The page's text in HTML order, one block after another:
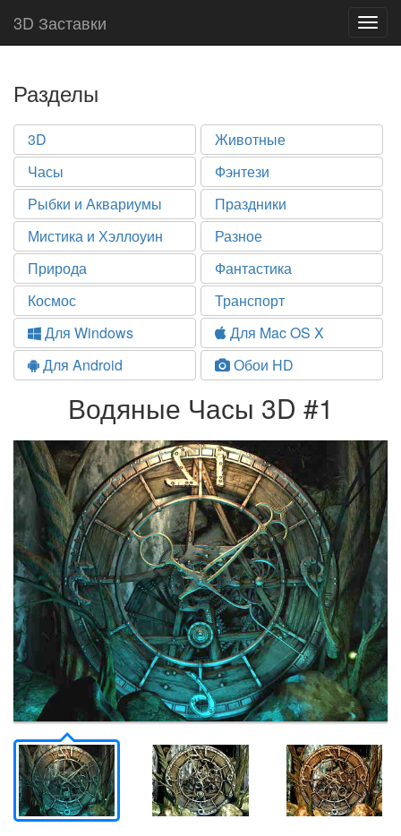
3D Заставки
Разделы
3D
Животные
Часы
Фэнтези
Рыбки и Аквариумы
Праздники
Мистика и Хэллоуин
Разное
Природа
Фантастика
Космос
Транспорт
Для Windows
Для Mac OS X
Для Android
Обои HD
Водяные Часы 3D #1